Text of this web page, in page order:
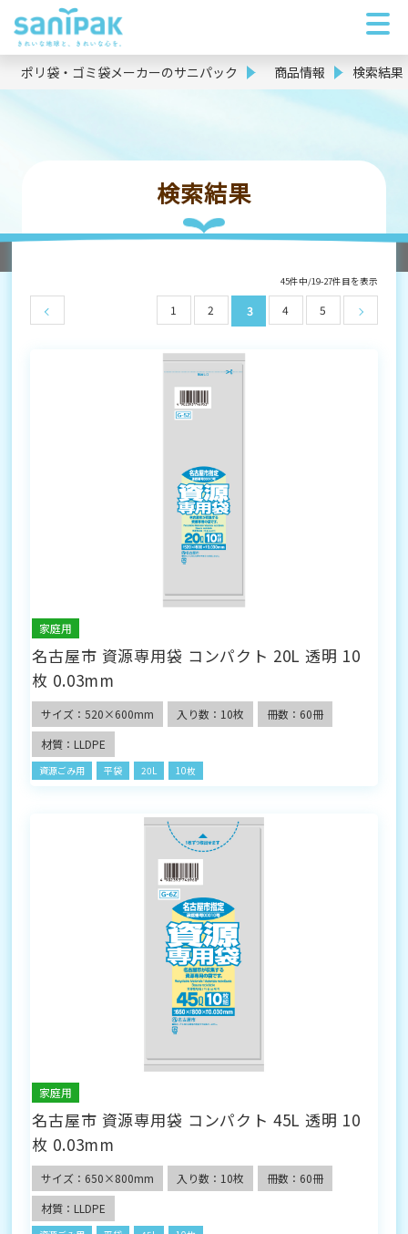
ポリ袋・ゴミ袋メーカーのサニパック 商品情報 検索結果
検索結果
45件中/19-27件目を表示
1 2 3 4 5
家庭用
名古屋市 資源専用袋 コンパクト 20L 透明 10
枚 0.03mm
サイズ：520×600mm 入り数：10枚
冊数：60冊
材質：LLDPE
資源ごみ用 平袋 20L 10枚
家庭用
名古屋市 資源専用袋 コンパクト 45L 透明 10
枚 0.03mm
サイズ：650×800mm 入り数：10枚
冊数：60冊
材質：LLDPE